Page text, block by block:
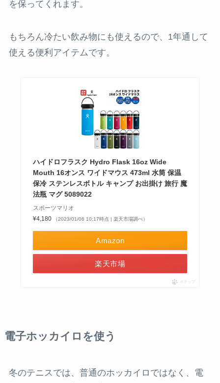
を保ってくれます。
もちろん冷たい飲み物にも使えるので、1年通して
使える便利アイテムです。
ハイドロフラスク Hydro Flask 16oz Wide
Mouth 16オンス ワイドマウス 473ml 水筒 保温
保冷 ステンレスボトル キャンプ お出掛け 旅行 魔
法瓶 マグ 5089022
スポーツマリオ
¥4,180
（2023/01/06 10:17時点 | 楽天市場調べ）
Amazon
楽天市場
ポチップ
電子ホッカイロを使う
冬のテニスでは、普通のホッカイロではなく、電